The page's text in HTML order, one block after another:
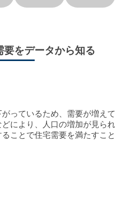
要をデータから知る
がっているため、需要が増え
により、人口の増加が見ら
ことで住宅需要を満たすこ